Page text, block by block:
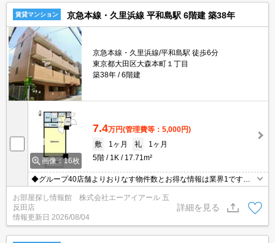
賃貸マンション 京急本線・久里浜線 平和島駅 6階建 築38年
京急本線・久里浜線/平和島駅 徒歩6分
東京都大田区大森本町１丁目
築38年
6階建
画像：16枚
7.4万円(管理費等：5,000円)
敷
1ヶ月 礼
1ヶ月
5階
1K 17.71m²
◆グループ40店舗よりおりなす物件数とお得な情報は業界1です◆
仲介手数料無料物件有◆保証人様不要◆礼金敷金0物件多数有◆お
電話ご連絡即ご対応致します◆【0120-772-074】迄！
お部屋探し情報館 株式会社エーアイアール 五
反田店
情報更新日 2026/08/04
詳細を見る